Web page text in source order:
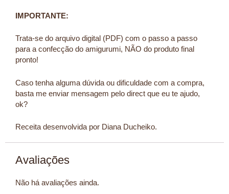
IMPORTANTE:
Trata-se do arquivo digital (PDF) com o passo a passo
para a confecção do amigurumi, NÃO do produto final
pronto!
Caso tenha alguma dúvida ou dificuldade com a compra,
basta me enviar mensagem pelo direct que eu te ajudo,
ok?
Receita desenvolvida por Diana Ducheiko.
Avaliações
Não há avaliações ainda.